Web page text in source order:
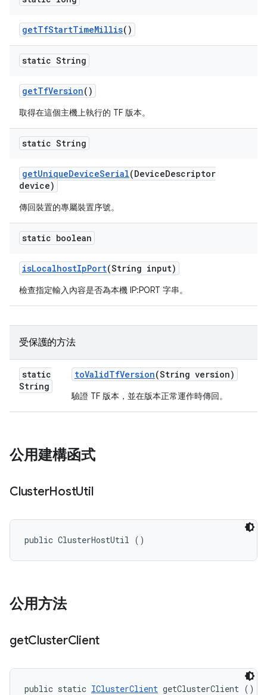
getTfStartTimeMillis()
static String
getTfVersion()
取得在這個主機上執行的 TF 版本。
static String
getUniqueDeviceSerial(DeviceDescriptor
device)
傳回裝置的專屬裝置序號。
static boolean
isLocalhostIpPort(String input)
檢查指定輸入內容是否為本機 IP:PORT 字串。
受保護的方法
static
String
toValidTfVersion(String version)
驗證 TF 版本，並在版本正常運作時傳回。
公用建構函式
ClusterHostUtil
public ClusterHostUtil ()
公用方法
getClusterClient
public static IClusterClient getClusterClient ()